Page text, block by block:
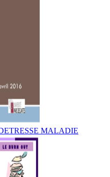
MALADIE